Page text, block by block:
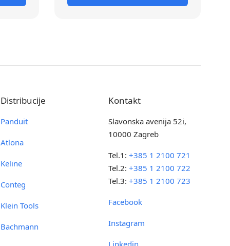
Distribucije
Panduit
Atlona
Keline
Conteg
Klein Tools
Bachmann
Kontakt
Slavonska avenija 52i,
10000 Zagreb
Tel.1:+385 1 2100 721
Tel.2:+385 1 2100 722
Tel.3:+385 1 2100 723
Facebook
Instagram